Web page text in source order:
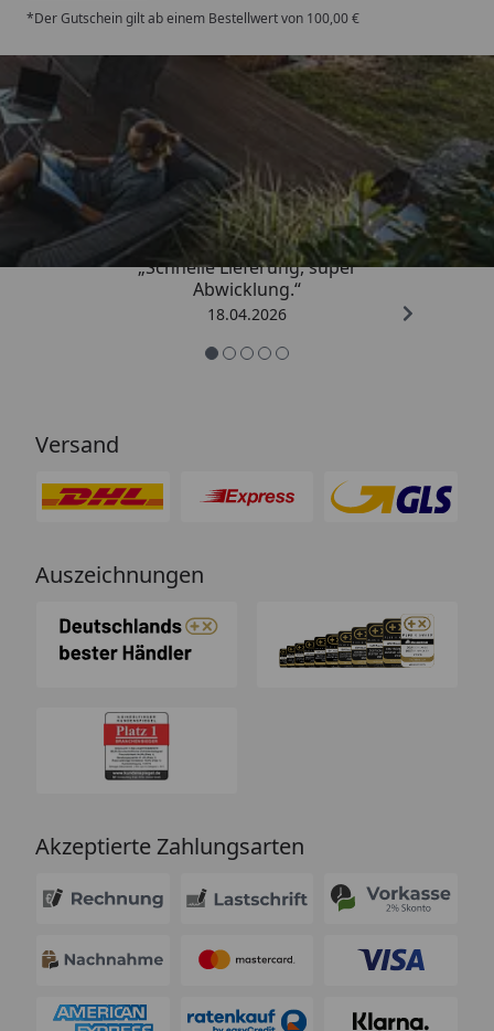
*Der Gutschein gilt ab einem Bestellwert von 100,00 €
Trusted Shops
5,00/ 5
„Schnelle Lieferung, super
Abwicklung.“
18.04.2026
Versand
Auszeichnungen
Akzeptierte Zahlungsarten